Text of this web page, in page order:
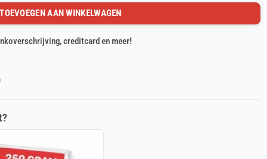
TOEVOEGEN AAN WINKELWAGEN
creditcard en meer!